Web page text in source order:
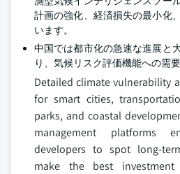
計画の強化、経済損失の最小化
います。
中国では都市化の急速な進展と
り、気候リスク評価機能への需
Detailed climate vulnerability
for smart cities,
parks, and coastal
management platforms
developers to spot long-
make the best